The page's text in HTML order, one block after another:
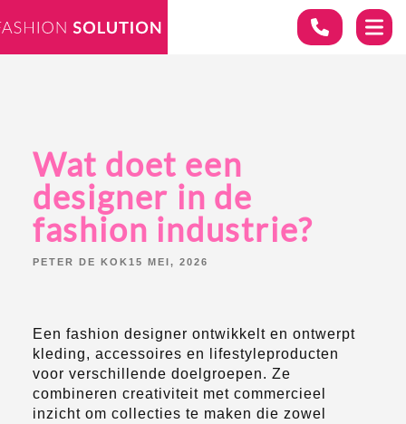
Wat doet een
designer in de
fashion industrie?
POSTED
PETER DE KOK 15 MEI, 2026
Een fashion designer ontwikkelt en ontwerpt
kleding, accessoires en lifestyleproducten
voor verschillende doelgroepen. Ze
combineren creativiteit met commercieel
inzicht om collecties te maken die zowel